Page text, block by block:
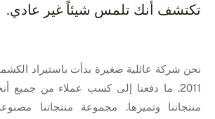
تكتشف أنك تلمس شيئاً غير عادي.
نحن شركة عائلية صغيرة بدأت باستيراد
2011. ما دفعنا إلى كسب عملاء من جميع
منتجاتنا وتميزها. مجموعة منتجاتنا